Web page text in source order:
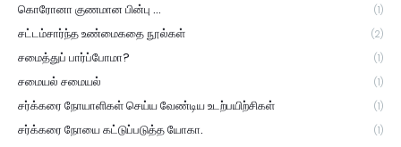
கொரோனா குணமான பின்பு ... (1)
சட்டம்சார்ந்த உண்மைகதை நூல்கள் (2)
சமைத்துப் பார்ப்போமா? (1)
சமையல் சமையல் (1)
சர்க்கரை நோயாளிகள் செய்ய வேண்டிய உடற்பயிற்சிகள் (1)
சர்க்கரை நோயை கட்டுப்படுத்த யோகா. (1)